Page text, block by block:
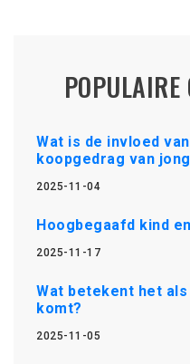
POPULAIRE
Wat is de invloed
koopgedrag van
2025-11-04
Hoogbegaafd kind
2025-11-17
Wat betekent het
komt?
2025-11-05